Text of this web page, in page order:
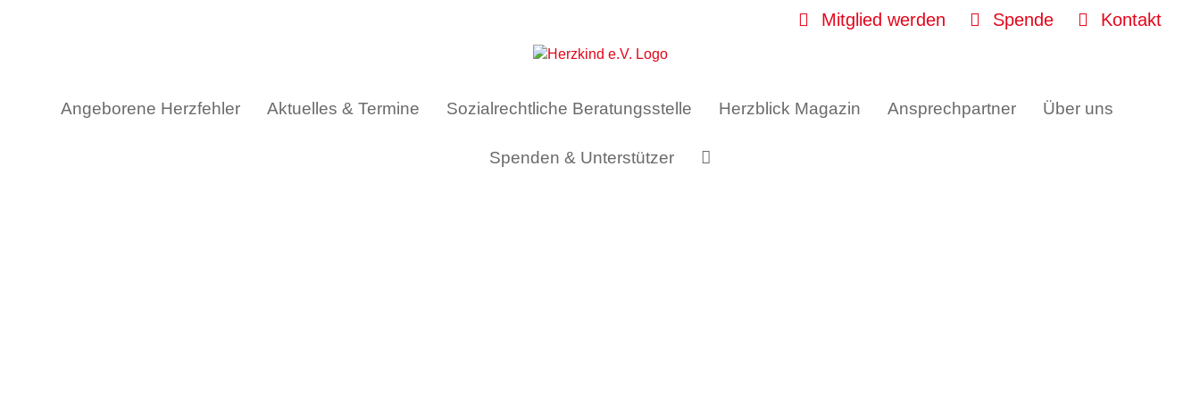
Mitglied werden Spende Kontakt
Angeborene Herzfehler Aktuelles & Termine Sozialrechtliche Beratungsstelle Herzblick Magazin Ansprechpartner Über uns
Spenden & Unterstützer